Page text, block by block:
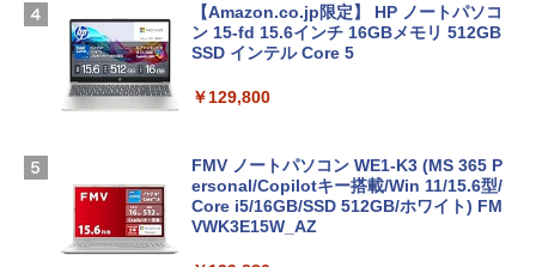
【Amazon.co.jp限定】 HP ノートパソコ
ン 15-fd 15.6インチ 16GBメモリ 512GB
SSD インテル Core 5
￥129,800
FMV ノートパソコン WE1-K3 (MS 365 P
ersonal/Copilotキー搭載/Win 11/15.6型/
Core i5/16GB/SSD 512GB/ホワイト) FM
VWK3E15W_AZ